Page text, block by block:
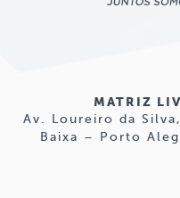
MATRIZ
Av. Loureiro da
Baixa – Porto